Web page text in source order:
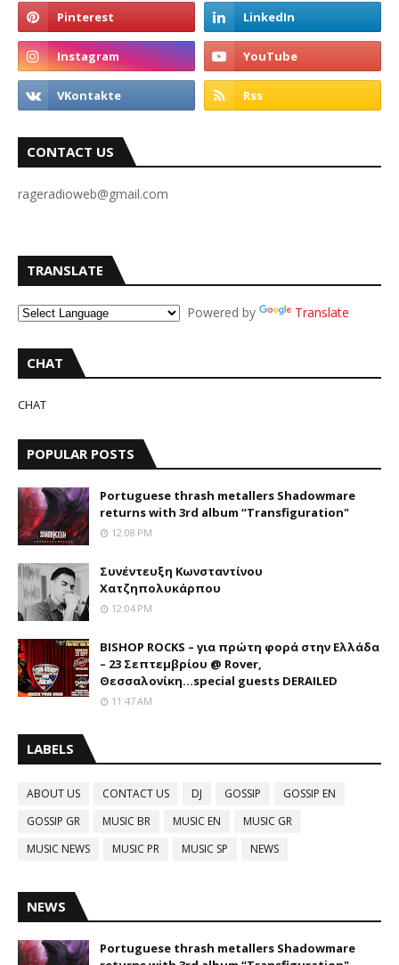
CONTACT US
rageradioweb@gmail.com
TRANSLATE
Powered by Translate
CHAT
CHAT
POPULAR POSTS
Portuguese thrash metallers Shadowmare
returns with 3rd album “Transfiguration"
12:08 PM
Συνέντευξη Κωνσταντίνου
Χατζηπολυκάρπου
12:04 PM
BISHOP ROCKS – για πρώτη φορά στην Ελλάδα
– 23 Σεπτεμβρίου @ Rover,
Θεσσαλονίκη...special guests DERAILED
11:47 AM
LABELS
ABOUT US CONTACT US DJ GOSSIP
GOSSIP EN
GOSSIP GR
MUSIC BR MUSIC EN
MUSIC GR
MUSIC NEWS
MUSIC PR MUSIC SP NEWS
NEWS
Portuguese thrash metallers Shadowmare